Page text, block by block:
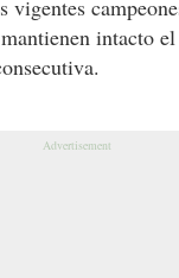
vigentes
intacto el